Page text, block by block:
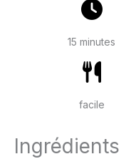
15 minutes
facile
Ingrédients